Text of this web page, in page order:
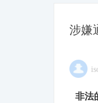
涉嫌
非法